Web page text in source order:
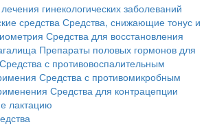
гинекологических заболеваний
средства Средства, снижающие тонус и
Средства для восстановления
Препараты половых гормонов для
Средства с противовоспалительным
Средства с противомикробным
Средства для контрацепции
лактацию